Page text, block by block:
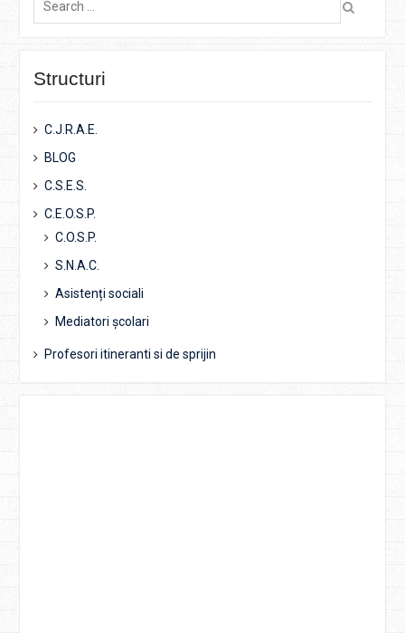
for:
Structuri
C.J.R.A.E.
BLOG
C.S.E.S.
C.E.O.S.P.
C.O.S.P.
S.N.A.C.
Asistenți sociali
Mediatori școlari
Profesori itineranti si de sprijin